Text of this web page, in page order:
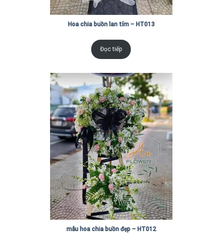
Hoa chia buồn lan tím – HT013
Đọc tiếp
mẫu hoa chia buồn đẹp – HT012